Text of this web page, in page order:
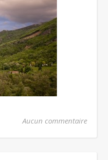
Aucun commentaire